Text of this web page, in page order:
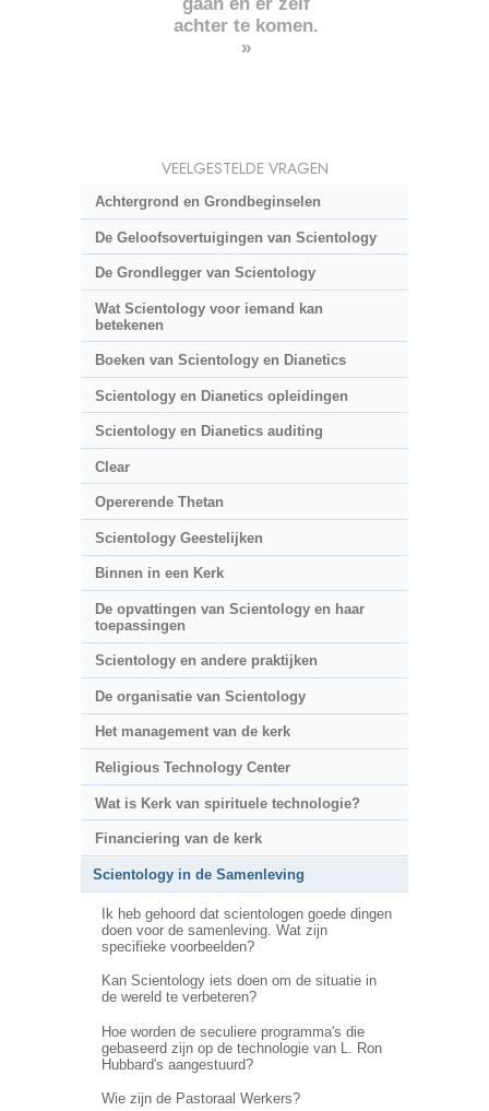
achter te komen.
»
VEELGESTELDE VRAGEN
Achtergrond en Grondbeginselen
De Geloofsovertuigingen van Scientology
De Grondlegger van Scientology
Wat Scientology voor iemand kan
betekenen
Boeken van Scientology en Dianetics
Scientology en Dianetics opleidingen
Scientology en Dianetics auditing
Clear
Opererende Thetan
Scientology Geestelijken
Binnen in een Kerk
De opvattingen van Scientology en haar
toepassingen
Scientology en andere praktijken
De organisatie van Scientology
Het management van de kerk
Religious Technology Center
Wat is Kerk van spirituele technologie?
Financiering van de kerk
Scientology in de Samenleving
Ik heb gehoord dat scientologen goede dingen
doen voor de samenleving. Wat zijn
specifieke voorbeelden?
Kan Scientology iets doen om de situatie in
de wereld te verbeteren?
Hoe worden de seculiere programma's die
gebaseerd zijn op de technologie van L. Ron
Hubbard's aangestuurd?
Wie zijn de Pastoraal Werkers?